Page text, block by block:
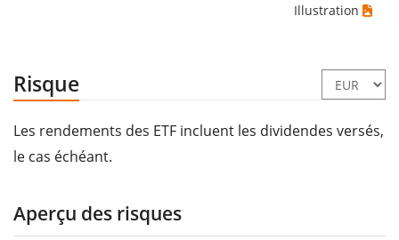
Illustration
Risque
Les rendements des ETF incluent les dividendes versés,
le cas échéant.
Aperçu des risques